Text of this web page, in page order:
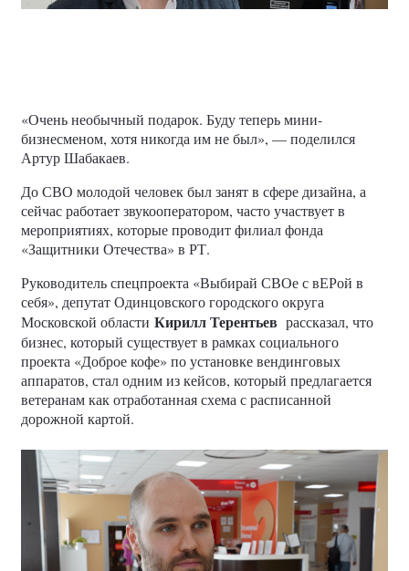
«Очень необычный подарок. Буду теперь мини-
бизнесменом, хотя никогда им не был», — поделился
Артур Шабакаев.
До СВО молодой человек был занят в сфере дизайна, а
сейчас работает звукооператором, часто участвует в
мероприятиях, которые проводит филиал фонда
«Защитники Отечества» в РТ.
Руководитель спецпроекта «Выбирай СВОе с вЕРой в
себя», депутат Одинцовского городского округа
Московской области Кирилл Терентьев рассказал, что
бизнес, который существует в рамках социального
проекта «Доброе кофе» по установке вендинговых
аппаратов, стал одним из кейсов, который предлагается
ветеранам как отработанная схема с расписанной
дорожной картой.